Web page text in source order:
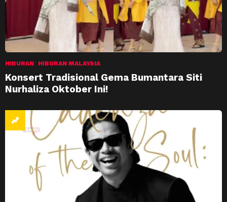
HIBURAN HIBURAN MALAYSIA
Konsert Tradisional Gema Bumantara Siti
Nurhaliza Oktober Ini!